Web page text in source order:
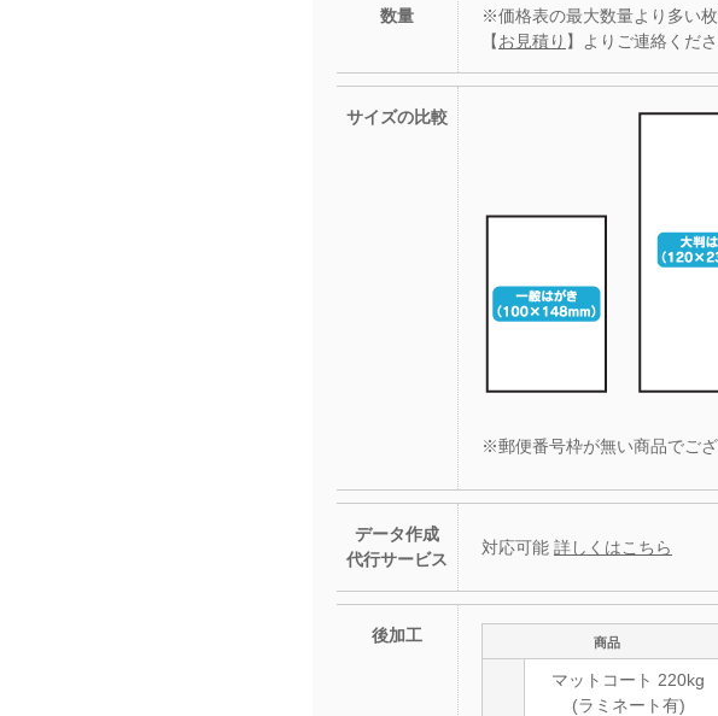
数量
※価格表の最大数量より多い
【お見積り 】よりご連絡くださ
サイズの比較
※郵便番号枠が無い商品でご
データ作成
代行サービス
対応可能 詳しくはこちら
後加工 商品
マットコート 220kg
(ラミネート有)